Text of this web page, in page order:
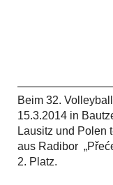
Beim 32.
15.3.2014 in
Lausitz und Polen
aus Radibor
2. Platz.